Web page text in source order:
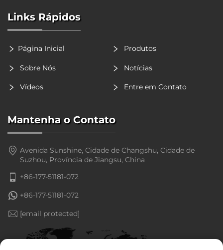
Links Rápidos
Página Inicial Produtos
Sobre Nós Notícias
Vídeos Entre em Contato
Mantenha o Contato
Avenida Sunshine, Cidade de Changshu, Cidade de
Suzhou, Província de Jiangsu, China
+86-177-51181-072
+86-177-51181-072
[email protected]